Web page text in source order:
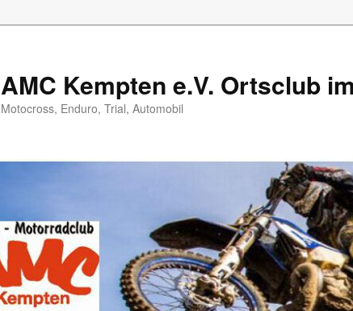
AMC Kempten e.V. Ortsclub
Motocross, Enduro, Trial, Automobil